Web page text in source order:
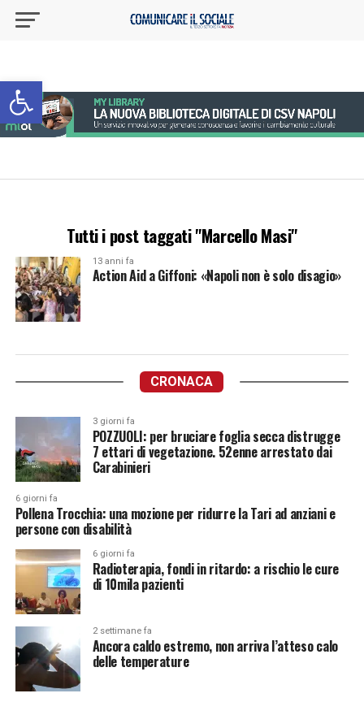
Apri la barra degli strumenti
Tutti i post taggati "Marcello Masi"
13 anni fa
Action Aid a Giffoni: «Napoli non è solo disagio»
CRONACA
3 giorni fa
POZZUOLI: per bruciare foglia secca distrugge
7 ettari di vegetazione. 52enne arrestato dai
Carabinieri
6 giorni fa
Pollena Trocchia: una mozione per ridurre la Tari ad anziani e
persone con disabilità
6 giorni fa
Radioterapia, fondi in ritardo: a rischio le cure
di 10mila pazienti
2 settimane fa
Ancora caldo estremo, non arriva l’atteso calo
delle temperature